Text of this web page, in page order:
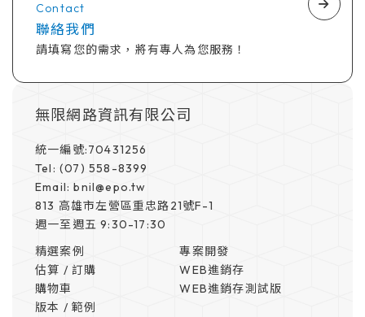
Contact
聯絡我們
請填寫您的需求，將有專人為您服務！
無限網路資訊有限公司
統一編號:70431256
Tel: (07) 558-8399
Email: bnil@epo.tw
813 高雄市左營區重忠路21號F-1
週一至週五 9:30-17:30
精選案例
估算 / 訂購
購物車
版本 / 範例
專案開發
WEB進銷存
WEB進銷存測試版